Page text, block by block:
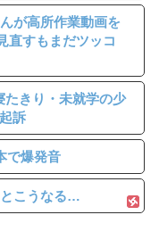
が高所作業動画を
直すもまだツッコ
たきり・未就学の少
訴
で爆発音
とこうなる…